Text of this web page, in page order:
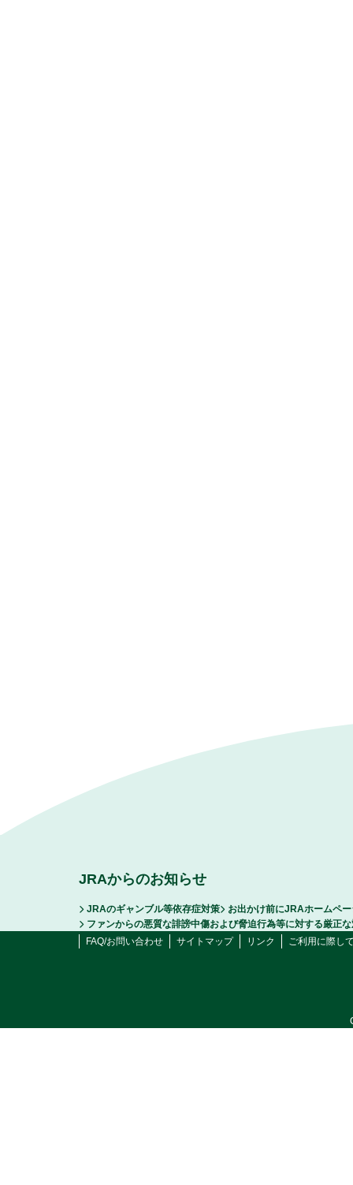
JRAからのお知らせ
JRAのギャンブル等依存症対策
お出かけ前にJRAホームペ
ファンからの悪質な誹謗中傷および脅迫行為等に対する厳正
FAQ/お問い合わせ
サイトマップ リンク ご利用に際し